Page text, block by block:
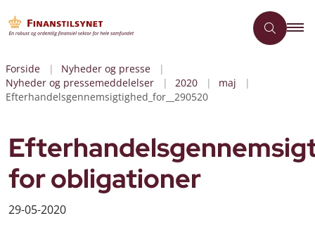
Forside
Nyheder og presse
Nyheder og pressemeddelelser
2020
maj
Efterhandelsgennemsigtighed_for__290520
for obligationer
29-05-2020